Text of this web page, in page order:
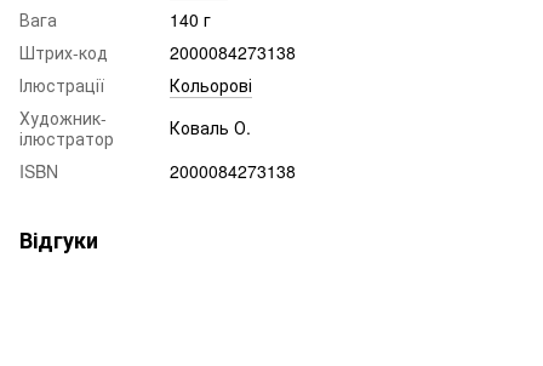
Вага
140 г
Штрих-код
2000084273138
Ілюстрації
Кольорові
Художник-
ілюстратор
Коваль О.
ISBN
2000084273138
Відгуки